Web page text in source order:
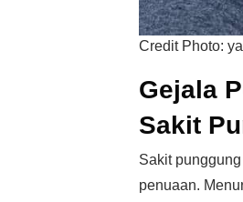
Credit Photo:
Gejala
Sakit
Sakit
penuaan.